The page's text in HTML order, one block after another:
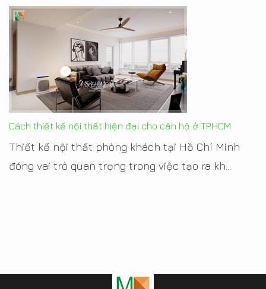
Cách thiết kế nội thất hiện đại cho căn hộ ở TP.HCM
Thiết kế nội thất phòng khách tại Hồ Chí Minh
đóng vai trò quan trọng trong việc tạo ra kh...